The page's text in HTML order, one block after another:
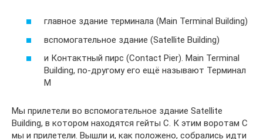
главное здание терминала (Main Terminal Building)
вспомогательное здание (Satellite Building)
и Контактный пирс (Contact Pier). Main Terminal
Building, по-другому его ещё называют Терминал
M
Мы прилетели во вспомогательное здание Satellite
Building, в котором находятся гейты С. К этим воротам С
мы и прилетели. Вышли и, как положено, собрались идти